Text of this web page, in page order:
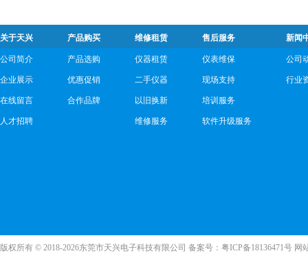
关于天兴
公司简介
企业展示
在线留言
人才招聘
产品购买
产品选购
优惠促销
合作品牌
维修租赁
仪器租赁
二手仪器
以旧换新
维修服务
售后服务
仪表维保
现场支持
培训服务
软件升级服务
新闻
公司
行业
版权所有 © 2018-2026东莞市天兴电子科技有限公司 备案号： 粤ICP备18136471号 网